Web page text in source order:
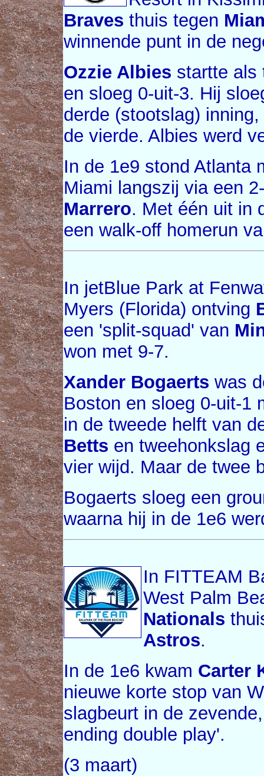
Braves thuis tegen
winnende punt in de
Ozzie Albies startte als
en sloeg 0-uit-3. Hij
derde (stootslag)
de vierde. Albies werd
In de 1e9 stond Atlanta
Miami langszij via een
Marrero. Met één uit in
een walk-off homerun
In jetBlue Park at
Myers (Florida) ontving
een 'split-squad' van
won met 9-7.
Xander Bogaerts was
Boston en sloeg 0-uit-1
in de tweede helft van
Betts en tweehonkslag
vier wijd. Maar de twee
Bogaerts sloeg een
waarna hij in de 1e6
In FITTEAM
West Palm
Nationals
Astros.
In de 1e6 kwam Carter
nieuwe korte stop van
slagbeurt in de
ending double play'.
(3 maart)